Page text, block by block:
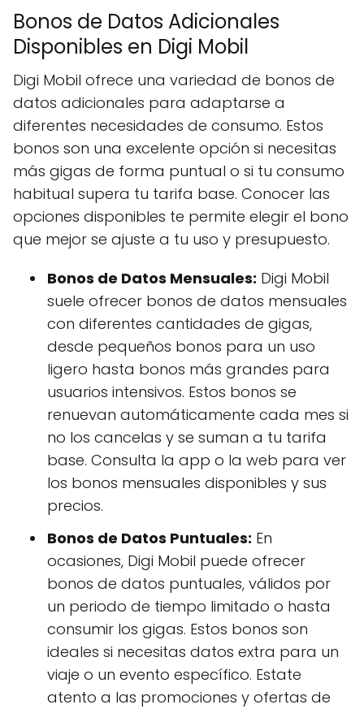
Bonos de Datos Adicionales
Disponibles en Digi Mobil
Digi Mobil ofrece una variedad de bonos de
datos adicionales para adaptarse a
diferentes necesidades de consumo. Estos
bonos son una excelente opción si necesitas
más gigas de forma puntual o si tu consumo
habitual supera tu tarifa base. Conocer las
opciones disponibles te permite elegir el bono
que mejor se ajuste a tu uso y presupuesto.
Bonos de Datos Mensuales: Digi Mobil
suele ofrecer bonos de datos mensuales
con diferentes cantidades de gigas,
desde pequeños bonos para un uso
ligero hasta bonos más grandes para
usuarios intensivos. Estos bonos se
renuevan automáticamente cada mes si
no los cancelas y se suman a tu tarifa
base. Consulta la app o la web para ver
los bonos mensuales disponibles y sus
precios.
Bonos de Datos Puntuales: En
ocasiones, Digi Mobil puede ofrecer
bonos de datos puntuales, válidos por
un periodo de tiempo limitado o hasta
consumir los gigas. Estos bonos son
ideales si necesitas datos extra para un
viaje o un evento específico. Estate
atento a las promociones y ofertas de